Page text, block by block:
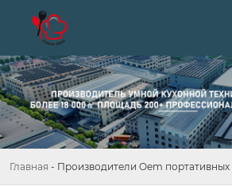
Главная - Производители Oem